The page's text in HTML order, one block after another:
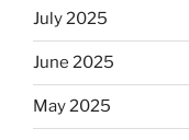
July 2025
June 2025
May 2025